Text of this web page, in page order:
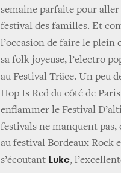
semaine parfaite pour
festival des familles. Et
l’occasion de faire le plein
sa folk joyeuse, l’electro
au Festival Träce. Un peu
Hop Is Red du côté de
enflammer le Festival
festivals ne manquent
au festival Bordeaux Rock
s’écoutant Luke,